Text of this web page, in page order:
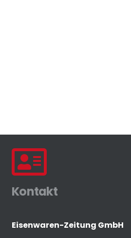
Kontakt
Eisenwaren-Zeitung GmbH